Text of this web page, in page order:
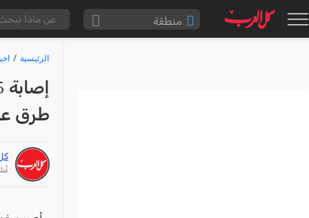
منطقة
الرئيسية
طرق على
نُشر: